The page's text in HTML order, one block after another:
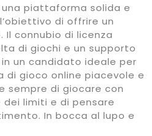
una piattaforma solida e
di offrire un
connubio di licenza
di giochi e un supporto
un candidato ideale per
di gioco online piacevole e
sempre di giocare con
limiti e di pensare
In bocca al lupo e